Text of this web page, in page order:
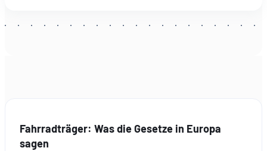
Fahrradträger: Was die Gesetze in Europa
sagen